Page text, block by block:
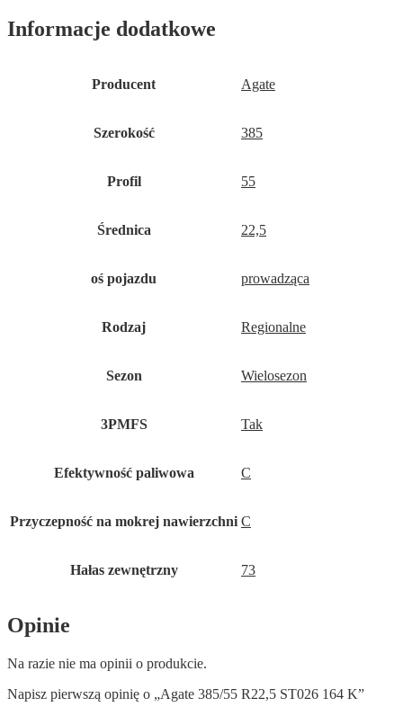
Informacje dodatkowe
Producent Agate
Szerokość 385
Profil 55
Średnica 22,5
oś pojazdu prowadząca
Rodzaj Regionalne
Sezon Wielosezon
3PMFS Tak
Efektywność paliwowa C
Przyczepność na mokrej nawierzchni C
Hałas zewnętrzny 73
Opinie
Na razie nie ma opinii o produkcie.
Napisz pierwszą opinię o „Agate 385/55 R22,5 ST026 164 K”